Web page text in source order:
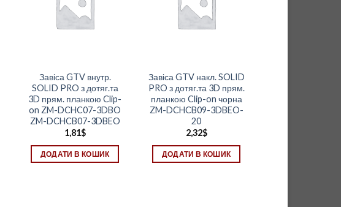
Завіса GTV внутр.
SOLID PRO з дотяг.та
3D прям. планкою Clip-
on ZM-DCHC07-3DBO
ZM-DCHCB07-3DBEO
1,81$
ДОДАТИ В КОШИК
Завіса GTV накл. SOLID
PRO з дотяг.та 3D прям.
планкою Clip-on чорна
ZM-DCHCB09-3DBEO-
20
2,32$
ДОДАТИ В КОШИК